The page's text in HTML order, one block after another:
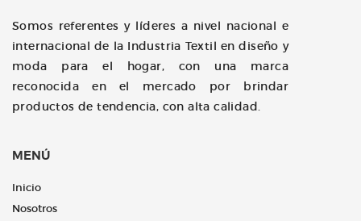
Somos referentes y líderes a nivel nacional e
internacional de la Industria Textil en diseño y
moda para el hogar, con una marca
reconocida en el mercado por brindar
productos de tendencia, con alta calidad.
MENÚ
Inicio
Nosotros